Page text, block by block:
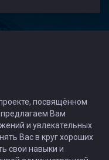
посвящённом
Вам
и увлекательных
Вас в круг хороших
свои навыки и